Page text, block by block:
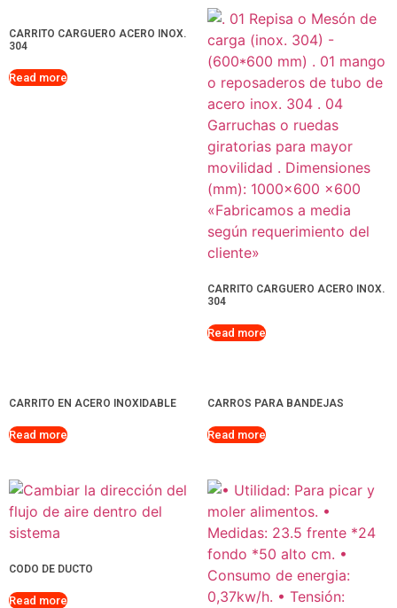
CARRITO CARGUERO ACERO INOX.
304
Read more
CARRITO CARGUERO ACERO INOX.
304
Read more
CARRITO EN ACERO INOXIDABLE
Read more
CARROS PARA BANDEJAS
Read more
CODO DE DUCTO
Read more